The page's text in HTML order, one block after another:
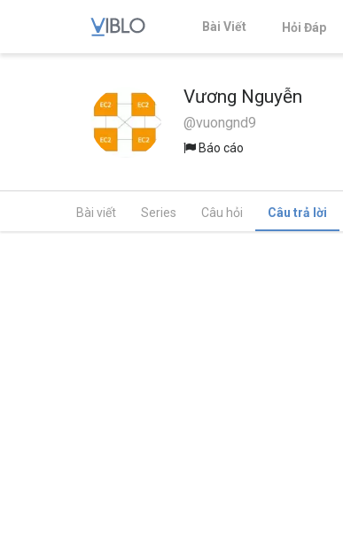
Bài Viết Hỏi Đáp
Vương Nguyễn
@vuongnd9
Báo cáo
Bài viết Series Câu hỏi Câu trả lời